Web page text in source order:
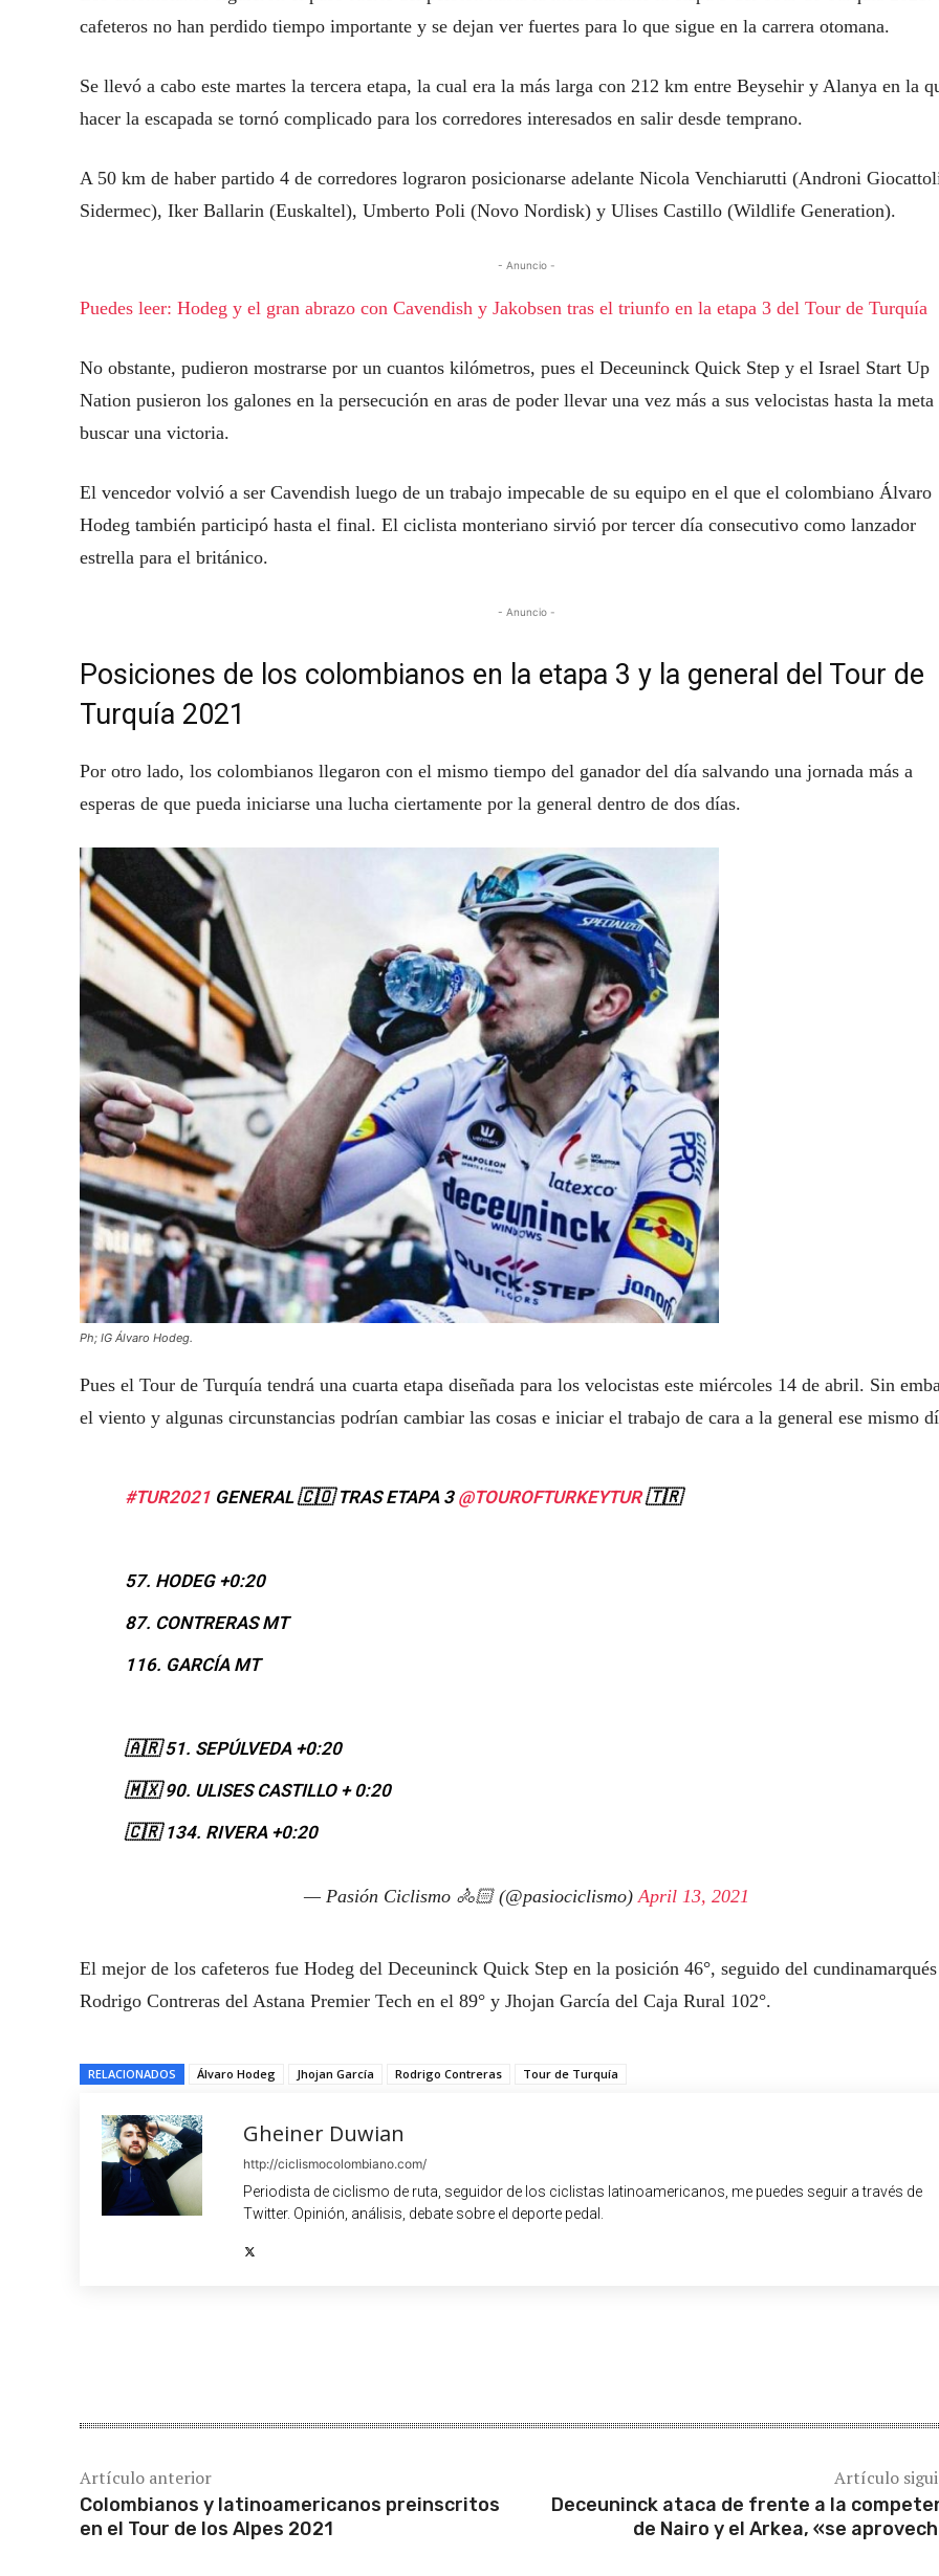
cafeteros no han perdido tiempo importante y se dejan ver fuertes para lo que sigue en la carrera otomana.
Se llevó a cabo este martes la tercera etapa, la cual era la más larga con 212 km entre Beysehir y Alanya en la
hacer la escapada se tornó complicado para los corredores interesados en salir desde temprano.
A 50 km de haber partido 4 de corredores lograron posicionarse adelante Nicola Venchiarutti (Androni
Sidermec), Iker Ballarin (Euskaltel), Umberto Poli (Novo Nordisk) y Ulises Castillo (Wildlife Generation).
- Anuncio -
Puedes leer: Hodeg y el gran abrazo con Cavendish y Jakobsen tras el triunfo en la etapa 3 del Tour de Turquía
No obstante, pudieron mostrarse por un cuantos kilómetros, pues el Deceuninck Quick Step y el Israel Start Up
Nation pusieron los galones en la persecución en aras de poder llevar una vez más a sus velocistas hasta la meta
buscar una victoria.
El vencedor volvió a ser Cavendish luego de un trabajo impecable de su equipo en el que el colombiano Álvaro
Hodeg también participó hasta el final. El ciclista monteriano sirvió por tercer día consecutivo como lanzador
estrella para el británico.
- Anuncio -
Posiciones de los colombianos en la etapa 3 y la general del Tour de
Turquía 2021
Por otro lado, los colombianos llegaron con el mismo tiempo del ganador del día salvando una jornada más a
esperas de que pueda iniciarse una lucha ciertamente por la general dentro de dos días.
Ph; IG Álvaro Hodeg.
Pues el Tour de Turquía tendrá una cuarta etapa diseñada para los velocistas este miércoles 14 de abril. Sin
el viento y algunas circunstancias podrían cambiar las cosas e iniciar el trabajo de cara a la general ese mismo
#TUR2021GENERAL 🇨🇴 TRAS ETAPA 3 @TOUROFTURKEYTUR🇹🇷
57. HODEG +0:20
87. CONTRERAS MT
116. GARCÍA MT
🇦🇷 51. SEPÚLVEDA +0:20
🇲🇽 90. ULISES CASTILLO + 0:20
🇨🇷 134. RIVERA +0:20
— Pasión Ciclismo 🚴🏻 (@pasiociclismo)April 13, 2021
El mejor de los cafeteros fue Hodeg del Deceuninck Quick Step en la posición 46°, seguido del cundinamarqués
Rodrigo Contreras del Astana Premier Tech en el 89° y Jhojan García del Caja Rural 102°.
RELACIONADOS Álvaro Hodeg Jhojan García Rodrigo Contreras Tour de Turquía
Gheiner Duwian
http://ciclismocolombiano.com/
Periodista de ciclismo de ruta, seguidor de los ciclistas latinoamericanos, me puedes seguir a través de
Twitter. Opinión, análisis, debate sobre el deporte pedal.
Artículo anterior
Colombianos y latinoamericanos preinscritos
en el Tour de los Alpes 2021
Artículo
Deceuninck ataca de frente a la
de Nairo y el Arkea, «se